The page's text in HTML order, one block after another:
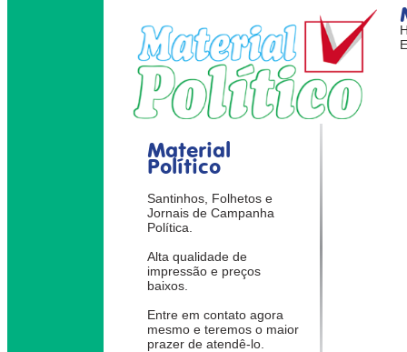
Material
Político
Santinhos, Folhetos e
Jornais de Campanha
Política.
Alta qualidade de
impressão e preços
baixos.
Entre em contato agora
mesmo e teremos o maior
prazer de atendê-lo.